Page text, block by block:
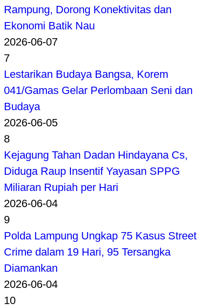
Rampung, Dorong Konektivitas dan
Ekonomi Batik Nau
2026-06-07
7
Lestarikan Budaya Bangsa, Korem
041/Gamas Gelar Perlombaan Seni dan
Budaya
2026-06-05
8
Kejagung Tahan Dadan Hindayana Cs,
Diduga Raup Insentif Yayasan SPPG
Miliaran Rupiah per Hari
2026-06-04
9
Polda Lampung Ungkap 75 Kasus Street
Crime dalam 19 Hari, 95 Tersangka
Diamankan
2026-06-04
10